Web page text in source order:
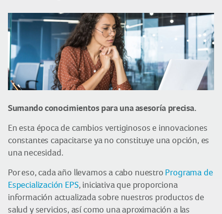
Sumando conocimientos para una asesoría precisa.
En esta época de cambios vertiginosos e innovaciones
constantes capacitarse ya no constituye una opción, es
una necesidad.
Por eso, cada año llevamos a cabo nuestro Programa de
Especialización EPS, iniciativa que proporciona
información actualizada sobre nuestros productos de
salud y servicios, así como una aproximación a las